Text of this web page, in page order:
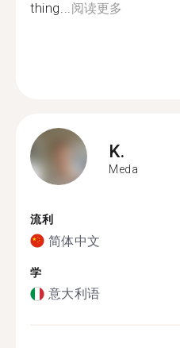
thing...阅读更多
K.
Meda
流利
简体中文
学
意大利语